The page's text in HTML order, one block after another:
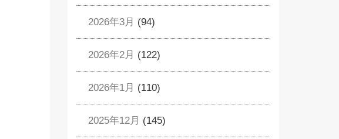
2026年3月 (94)
2026年2月 (122)
2026年1月 (110)
2025年12月 (145)